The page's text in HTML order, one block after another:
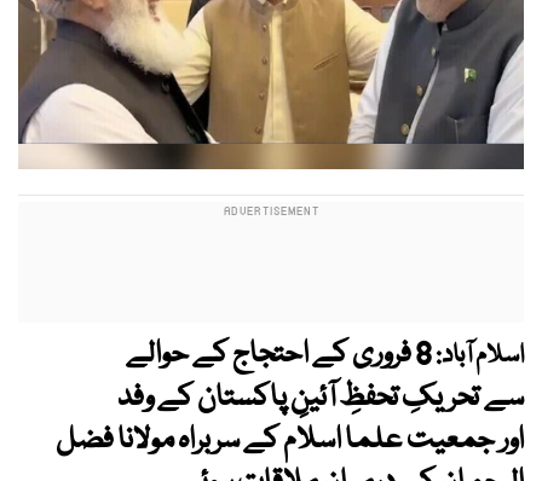
اسلام آباد:
8 فروری کے احتجاج کے حوالے
سے تحریکِ تحفظِ آئینِ پاکستان کے وفد
اور جمعیت علما اسلام کے سربراہ مولانا فضل